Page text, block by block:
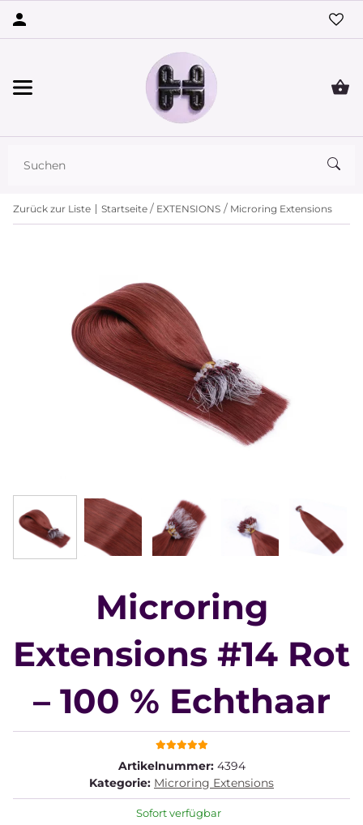
Zurück zur Liste Startseite EXTENSIONS Microring Extensions
Microring
Extensions #14 Rot
– 100 % Echthaar
Artikelnummer: 4394
Kategorie: Microring Extensions
Sofort verfügbar